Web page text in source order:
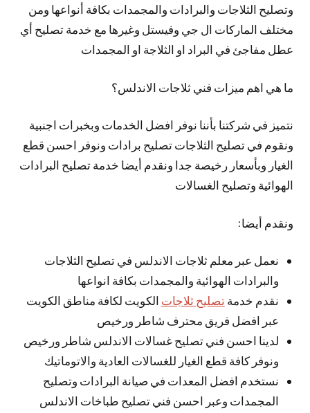
وتصليح الثلاجات والبرادات والمجمدات بكافة أنواعها ومن
مختلف الماركات ال جي وفيستل وغيرها مع خدمة تصليح أي
عطل مفاجئ في البراد او الثلاجة او المجمدات
ما هي اهم ميزات فني ثلاجات الاندلس؟
نتميز في شركتنا بأننا نوفر افضل الخدمات وبخبرات اجنبية
ونقوم في تصليح الثلاجات تصليح برادات ونوفر احسن قطع
الغيار وبأسعار رخيصة جدا ونقدم أيضا خدمة تصليح البرادات
الهوائية وتصليح الغسالات
ونقدم أيضا:
نعمل عبر معلم ثلاجات الاندلس في تصليح الثلاجات
والبرادات الهوائية والمجمدات بكافة انواعها
نقدم خدمةتصليح ثلاجات الكويت لكافة مناطق الكويت
عبر افضل فريق محترف شاطر ورخيص
لدينا احسن فني تصليح غسالات الاندلس شاطر ورخيص
ونوفر كافة قطع الغيار للغسالات العادية والاتوماتيك
نستخدم افضل المعدات في صيانة البرادات وتصليح
المجمدات وعبر احسن فني تصليح طباخات الاندلس